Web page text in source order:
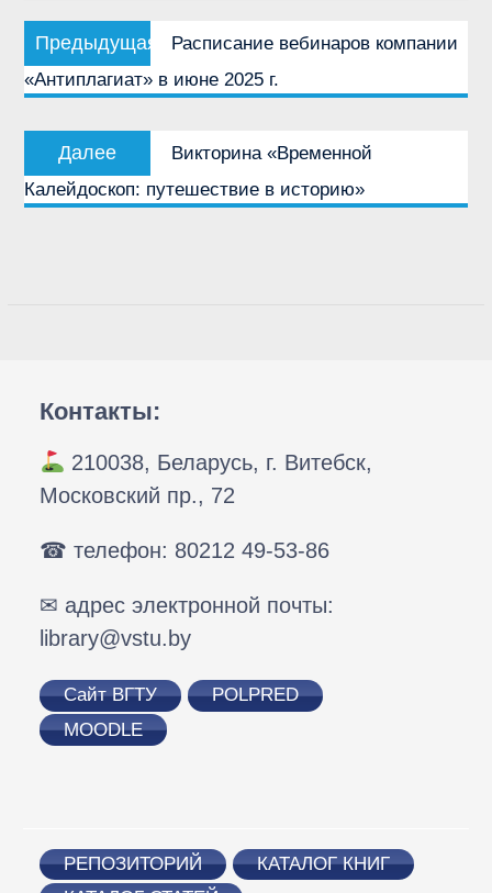
Навигация
по
записям
Предыдущая
запись:
Расписание вебинаров компании
«Антиплагиат» в июне 2025 г.
Далее
запись:
Викторина «Временной
Калейдоскоп: путешествие в историю»
Контакты:
210038, Беларусь, г. Витебск,
Московский пр., 72
☎ телефон: 80212 49-53-86
✉ адрес электронной почты:
library@vstu.by
Сайт ВГТУ
POLPRED
MOODLE
РЕПОЗИТОРИЙ
КАТАЛОГ КНИГ